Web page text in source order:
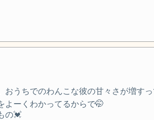
おうちでのわんこな彼の甘々さが増す
よーくわかってるからで🤭
の💓